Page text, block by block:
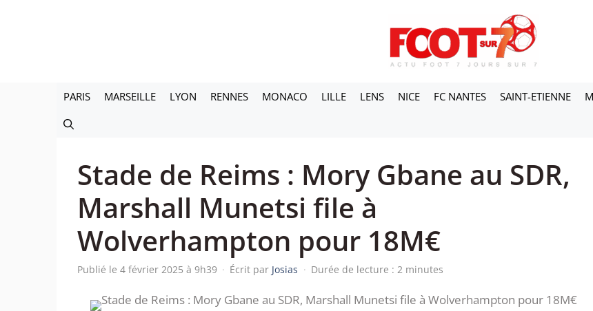
PARIS MARSEILLE LYON RENNES MONACO LILLE LENS NICE FC NANTES SAINT-ETIENNE
Stade de Reims : Mory Gbane au SDR,
Marshall Munetsi file à
Wolverhampton pour 18M€
Publié le 4 février 2025 à 9h39 · Écrit par Josias · Durée de lecture : 2 minutes